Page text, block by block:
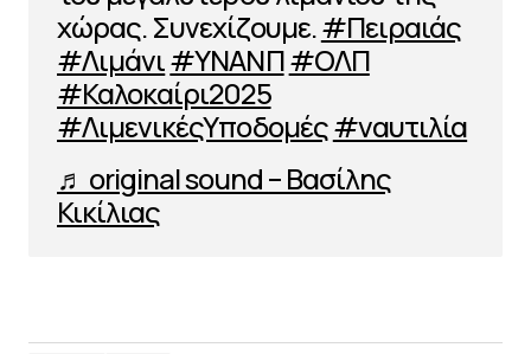
χώρας. Συνεχίζουμε.#Πειραιάς
#Λιμάνι#ΥΝΑΝΠ#ΟΛΠ
#Καλοκαίρι2025
#ΛιμενικέςΥποδομές#ναυτιλία
♬ original sound – Βασίλης
Κικίλιας